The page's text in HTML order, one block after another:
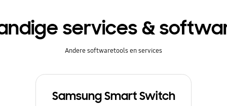
services &
Andere softwaretools en services
Samsung Smart Switch